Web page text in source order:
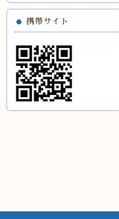
携帯サイト